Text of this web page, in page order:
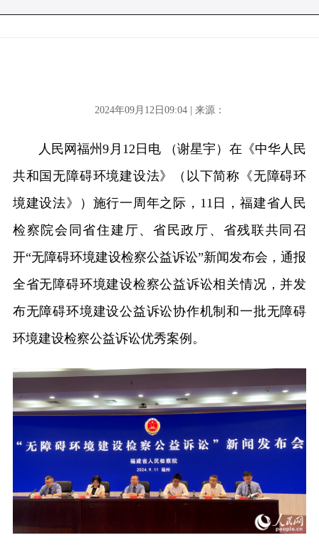
2024年09月12日09:04 | 来源：
人民网福州9月12日电 （谢星宇）在《中华人民
共和国无障碍环境建设法》（以下简称《无障碍环
境建设法》）施行一周年之际，11日，福建省人民
检察院会同省住建厅、省民政厅、省残联共同召
开“无障碍环境建设检察公益诉讼”新闻发布会，通报
全省无障碍环境建设检察公益诉讼相关情况，并发
布无障碍环境建设公益诉讼协作机制和一批无障碍
环境建设检察公益诉讼优秀案例。